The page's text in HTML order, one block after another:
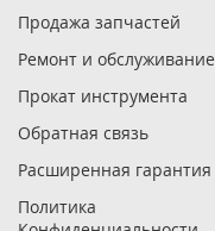
Продажа запчастей
Ремонт и обслуживание
Прокат инструмента
Обратная связь
Расширенная гарантия
Политика